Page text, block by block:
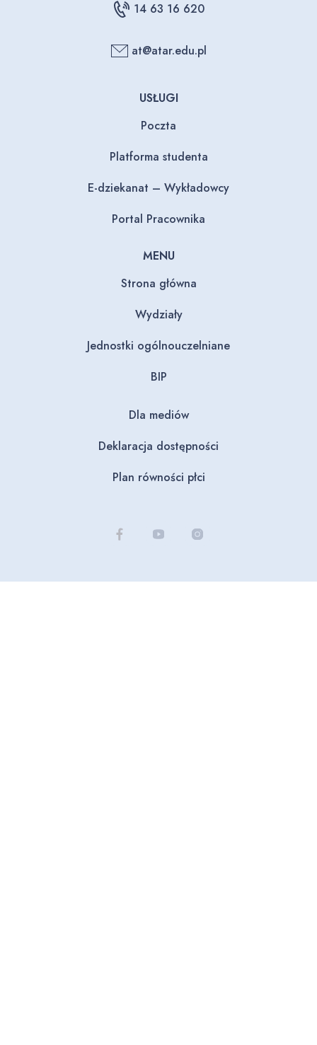
14 63 16 620
at@atar.edu.pl
USŁUGI
Poczta
Platforma studenta
E-dziekanat – Wykładowcy
Portal Pracownika
MENU
Strona główna
Wydziały
Jednostki ogólnouczelniane
BIP
Dla mediów
Deklaracja dostępności
Plan równości płci